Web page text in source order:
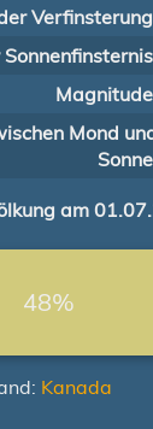
Mond
am
48%
Kanada